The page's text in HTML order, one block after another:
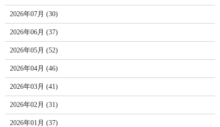
2026年07月 (30)
2026年06月 (37)
2026年05月 (52)
2026年04月 (46)
2026年03月 (41)
2026年02月 (31)
2026年01月 (37)